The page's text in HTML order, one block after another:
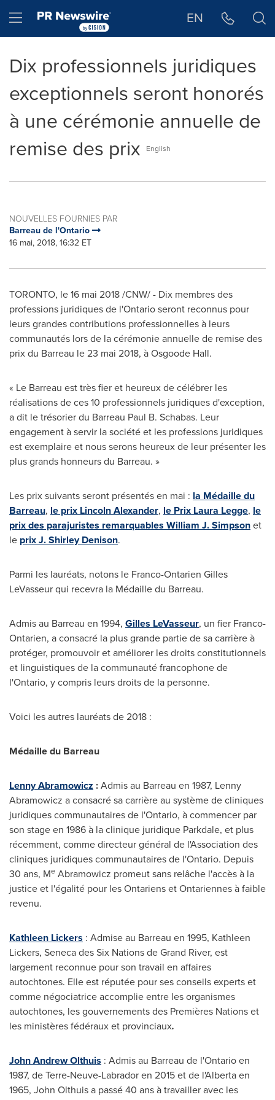
Hamburger menu EN
Dix professionnels juridiques
exceptionnels seront honorés
à une cérémonie annuelle de
remise des prix
English
NOUVELLES FOURNIES PAR
Barreau de l'Ontario
16 mai, 2018, 16:32 ET
TORONTO, le 16 mai 2018 /CNW/ - Dix membres des
professions juridiques de l'Ontarioseront reconnus pour
leurs grandes contributions professionnelles à leurs
communautés lors de la cérémonie annuelle de remise des
prix du Barreau le 23 mai 2018, à Osgoode Hall.
« Le Barreau est très fier et heureux de célébrer les
réalisations de ces 10 professionnels juridiques d'exception,
a dit le trésorier du Barreau Paul B. Schabas. Leur
engagement à servir la société et les professions juridiques
est exemplaire et nous serons heureux de leur présenter les
plus grands honneurs du Barreau. »
Les prix suivants seront présentés en mai : la Médaille du
Barreau, le prix Lincoln Alexander, le Prix Laura Legge, le
prix des parajuristes remarquables William J. Simpsonet
le prix J.Shirley Denison.
Parmi les lauréats, notons le Franco-Ontarien Gilles
LeVasseur qui recevra la Médaille du Barreau.
Admis au Barreau en 1994, Gilles LeVasseur, un fier Franco-
Ontarien, a consacré la plus grande partie de sa carrière à
protéger, promouvoir et améliorer les droits constitutionnels
et linguistiques de la communauté francophone de
l'Ontario, y compris leurs droits de la personne.
Voici les autres lauréats de 2018 :
Médaille du Barreau
Lenny Abramowicz :Admis au Barreau en 1987, Lenny
Abramowicz a consacré sa carrière au système de cliniques
juridiques communautaires de l'Ontario, à commencer par
son stage en 1986 à la clinique juridique Parkdale, et plus
récemment, comme directeur général de l'Association des
cliniques juridiques communautaires de l'Ontario. Depuis
30 ans, Me Abramowicz promeut sans relâche l'accès à la
justice et l'égalité pour les Ontariens et Ontariennes à faible
revenu.
Kathleen Lickers : Admise au Barreau en 1995, Kathleen
Lickers, Seneca des Six Nations deGrand River, est
largement reconnue pour son travail en affaires
autochtones. Elle est réputée pour ses conseils experts et
comme négociatrice accomplie entre les organismes
autochtones, les gouvernements des Premières Nations et
les ministères fédéraux et provinciaux.
John Andrew Olthuis : Admis au Barreau de l'Ontarioen
1987, de Terre-Neuve-Labrador en 2015 etde l'Albertaen
1965, John Olthuisa passé 40 ans à travailler avec les